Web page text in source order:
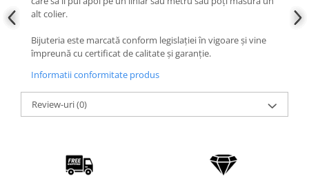
alt colier.
Bijuteria este marcată conform legislației în vigoare și vine
împreună cu certificat de calitate și garanție.
Informatii conformitate produs
Review-uri(0)